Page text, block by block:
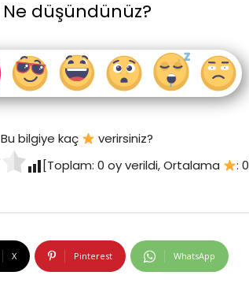
Ne düşündünüz?
Bu bilgiye kaç
verirsiniz?
[Toplam: 0 oy verildi, Ortalama : 0
X Pinterest WhatsApp